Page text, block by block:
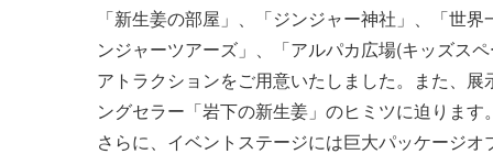
「新生姜の部屋」、「ジンジャー神社」、「世
ンジャーツアーズ」、「アルパカ広場(キッズス
アトラクションをご用意いたしました。また、
ングセラー「岩下の新生姜」のヒミツに迫ります
さらに、イベントステージには巨大パッケージ